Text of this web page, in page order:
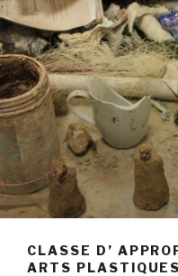
CLASSE D’
ARTS